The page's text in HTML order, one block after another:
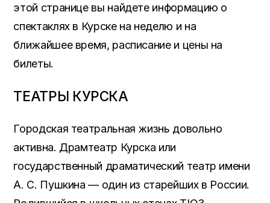
этой странице вы найдете информацию о
спектаклях в Курске на неделю и на
ближайшее время, расписание и цены на
билеты.
ТЕАТРЫ КУРСКА
Городская театральная жизнь довольно
активна. Драмтеатр Курска или
государственный драматический театр имени
А. С. Пушкина — один из старейших в России.